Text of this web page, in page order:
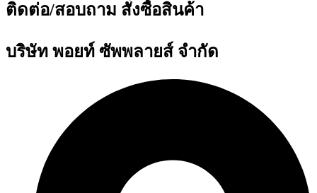
ติดต่อ/สอบถาม สั่งซื้อสินค้า
บริษัท พอยท์ ซัพพลายส์ จำกัด